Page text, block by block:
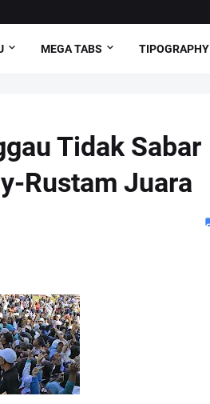
MEGA TABS TIPOGRAPHY
Tidak Sabar
Rustam Juara